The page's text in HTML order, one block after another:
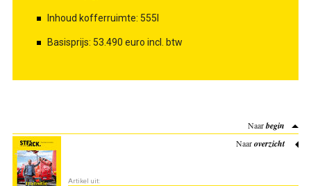
Inhoud kofferruimte: 555l
Basisprijs: 53.490 euro incl. btw
Naarbegin
Naaroverzicht
Artikel uit: